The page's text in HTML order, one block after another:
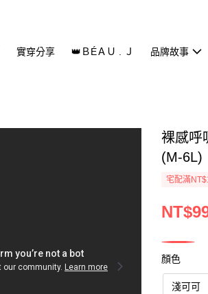
實穿分享 👑ＢÉＡＵ . Ｊ 品牌故事
裸感呼
(M-6L)
宅配滿
顏色
淺可可